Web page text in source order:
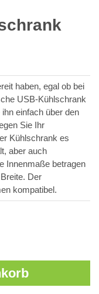
haben, egal ob bei
USB-Kühlschrank
einfach über den
Sie Ihr
Kühlschrank es
aber auch
Innenmaße betragen
Der
kompatibel.